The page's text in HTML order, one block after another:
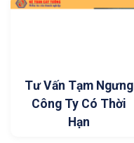
Tư Vấn Tạm Ngưng
Công Ty Có Thời
Hạn